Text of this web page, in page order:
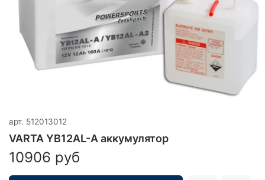
арт. 512013012
VARTA YB12AL-A аккумулятор
10906 руб